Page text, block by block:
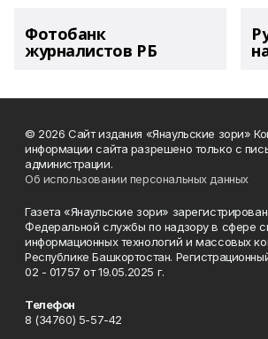
Фотобанк
журналистов РБ
© 2026 Сайт издания «Янаульские зори»
информации сайта разрешено только с
администрации.
Об использовании персональных данных
Газета «Янаульские зори»
Федеральной службы по надзору в сфере
информационных технологий и массовых
Республике Башкортостан.
02 - 01757 от 19.05.2025 г.
Телефон
8 (34760) 5-57-42